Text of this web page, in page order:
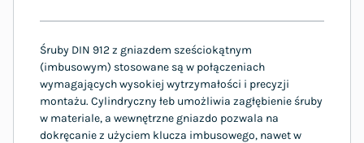
Śruby DIN 912 z gniazdem sześciokątnym
(imbusowym) stosowane są w połączeniach
wymagających wysokiej wytrzymałości i precyzji
montażu. Cylindryczny łeb umożliwia zagłębienie śruby
w materiale, a wewnętrzne gniazdo pozwala na
dokręcanie z użyciem klucza imbusowego, nawet w